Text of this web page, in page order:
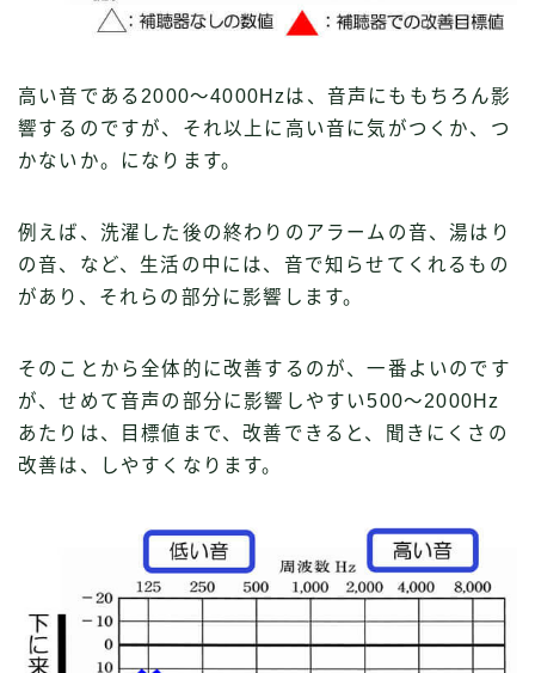
高い音である2000〜4000Hzは、音声にももちろん影
響するのですが、それ以上に高い音に気がつくか、つ
かないか。になります。
例えば、洗濯した後の終わりのアラームの音、湯はり
の音、など、生活の中には、音で知らせてくれるもの
があり、それらの部分に影響します。
そのことから全体的に改善するのが、一番よいのです
が、せめて音声の部分に影響しやすい500〜2000Hz
あたりは、目標値まで、改善できると、聞きにくさの
改善は、しやすくなります。